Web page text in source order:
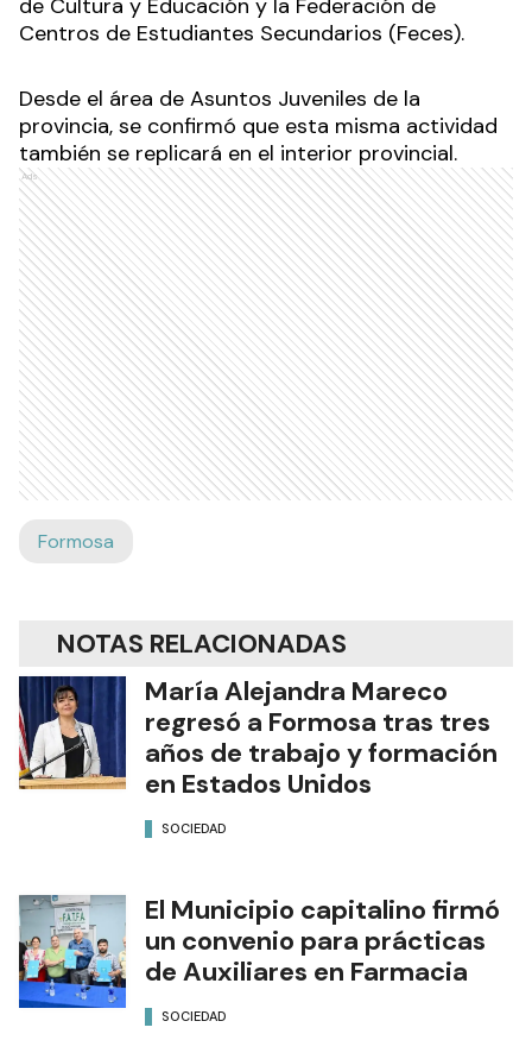
de Cultura y Educación y la Federación de
Centros de Estudiantes Secundarios (Feces).
Desde el área de Asuntos Juveniles de la
provincia, se confirmó que esta misma actividad
también se replicará en el interior provincial.
Ads
Formosa
NOTAS RELACIONADAS
María Alejandra Mareco
regresó a Formosa tras tres
años de trabajo y formación
en Estados Unidos
SOCIEDAD
El Municipio capitalino firmó
un convenio para prácticas
de Auxiliares en Farmacia
SOCIEDAD